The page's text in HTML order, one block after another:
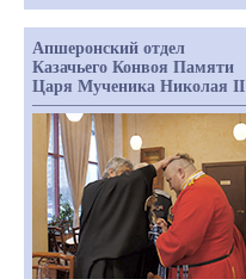
Апшеронский отдел
Казачьего Конвоя Памяти
Царя Мученика Николая II